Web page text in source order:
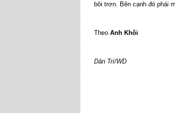
bôi trơn. Bên cạnh đó phái
Theo Anh Khôi
Dân Trí/WD